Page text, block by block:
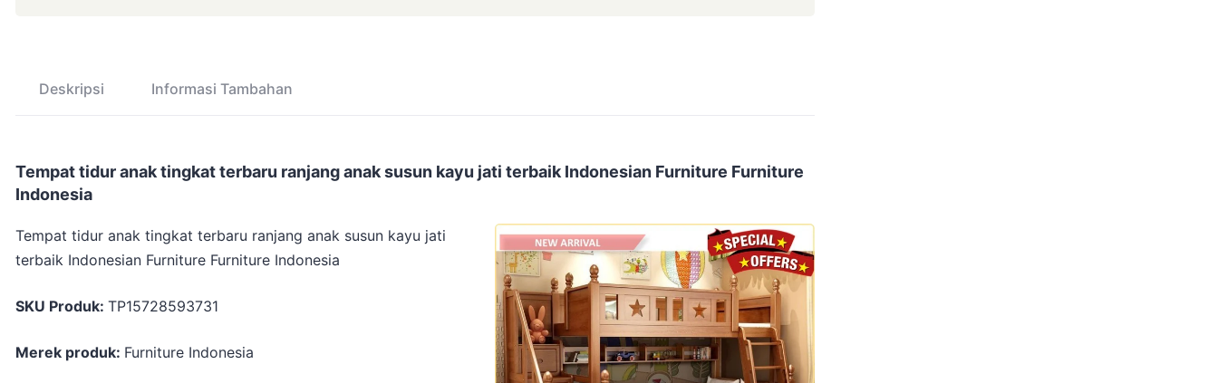
Deskripsi Informasi Tambahan
Tempat tidur anak tingkat terbaru ranjang anak susun kayu jati terbaik Indonesian Furniture Furniture
Indonesia
Tempat tidur anak tingkat terbaru ranjang anak susun kayu jati
terbaik Indonesian Furniture Furniture Indonesia
SKU Produk: TP15728593731
Merek produk: Furniture Indonesia